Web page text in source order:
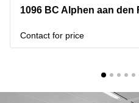
Hengelo
Hilversum
Rotterdam
Reeuwijk
Business
center
1096 BC Alphen aan den
Contact for price